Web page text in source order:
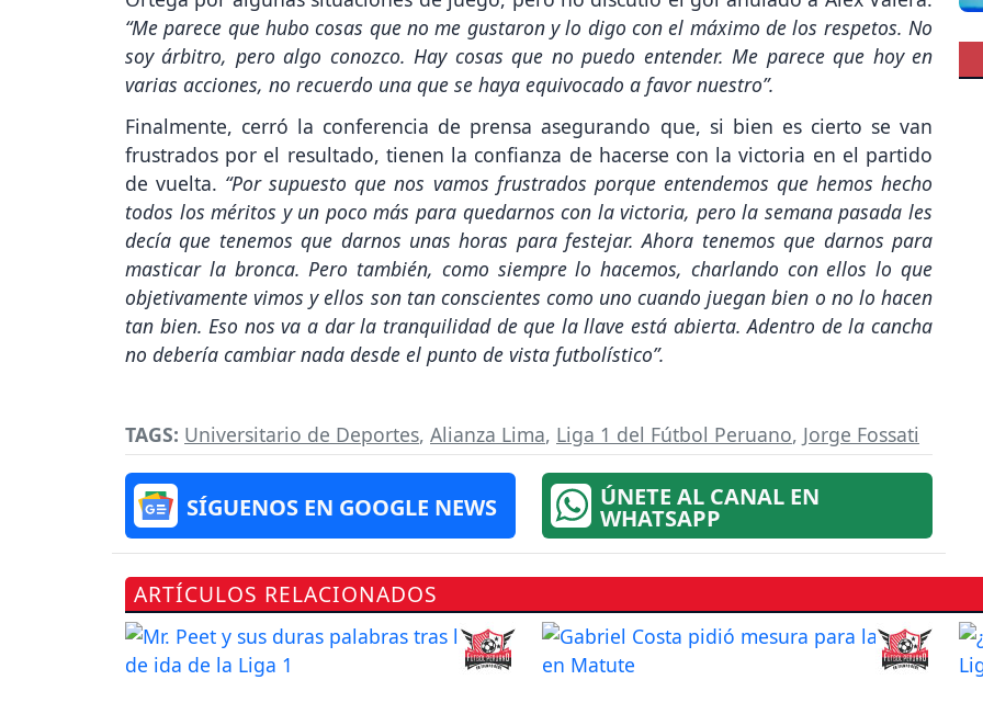
“Me parece que hubo cosas que no me gustaron y lo digo con el máximo de los respetos. No
soy árbitro, pero algo conozco. Hay cosas que no puedo entender. Me parece que hoy en
varias acciones, no recuerdo una que se haya equivocado a favor nuestro”.
Finalmente, cerró la conferencia de prensa asegurando que, si bien es cierto se van
frustrados por el resultado, tienen la confianza de hacerse con la victoria en el partido
de vuelta. “Por supuesto que nos vamos frustrados porque entendemos que hemos hecho
todos los méritos y un poco más para quedarnos con la victoria, pero la semana pasada les
decía que tenemos que darnos unas horas para festejar. Ahora tenemos que darnos para
masticar la bronca. Pero también, como siempre lo hacemos, charlando con ellos lo que
objetivamente vimos y ellos son tan conscientes como uno cuando juegan bien o no lo hacen
tan bien. Eso nos va a dar la tranquilidad de que la llave está abierta. Adentro de la cancha
no debería cambiar nada desde el punto de vista futbolístico”.
TAGS: Universitario de Deportes, Alianza Lima, Liga 1 del Fútbol Peruano, Jorge Fossati
SÍGUENOS EN GOOGLE NEWS ÚNETE AL CANAL EN
WHATSAPP
ARTÍCULOS RELACIONADOS